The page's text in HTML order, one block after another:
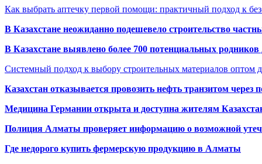
Как выбрать аптечку первой помощи: практичный подход к
В Казахстане неожиданно подешевело строительство
В Казахстане выявлено более 700 потенциальных
Системный подход к выбору строительных материалов оптом
Казахстан отказывается провозить нефть транзитом через
Медицина Германии открыта и доступна жителям
Полиция Алматы проверяет информацию о возможной
Где недорого купить фермерскую продукцию в Алматы